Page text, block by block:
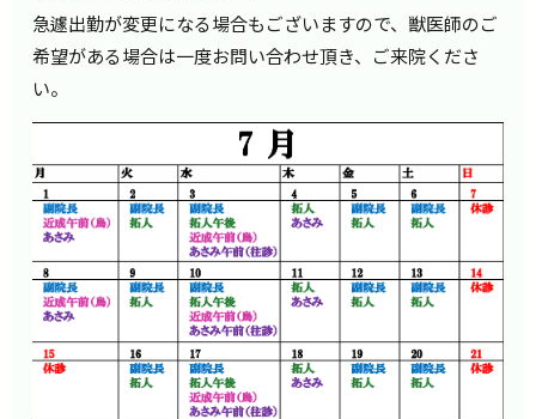
急遽出勤が変更になる場合もございますので、獣医師のご
希望がある場合は一度お問い合わせ頂き、ご来院くださ
い。